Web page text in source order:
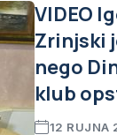
VIDEO
Zrinjski
nego
klub
12 RUJNA